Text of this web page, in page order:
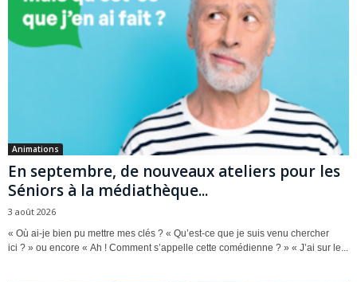
Animations
En septembre, de nouveaux ateliers pour les
Séniors à la médiathèque...
3 août 2026
« Où ai-je bien pu mettre mes clés ? « Qu’est-ce que je suis venu chercher
ici ? » ou encore « Ah ! Comment s’appelle cette comédienne ? » « J’ai sur le...